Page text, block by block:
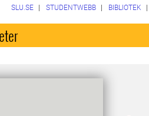
SLU.SE STUDENTWEBB BIBLIOTEK